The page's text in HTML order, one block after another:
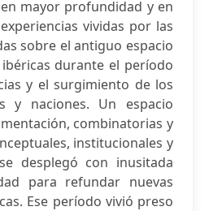
mayor profundidad y en
vividas por las
sobre el antiguo espacio
durante el período
y el surgimiento de los
y naciones. Un espacio
combinatorias y
institucionales y
desplegó con inusitada
para refundar nuevas
Ese período vivió preso